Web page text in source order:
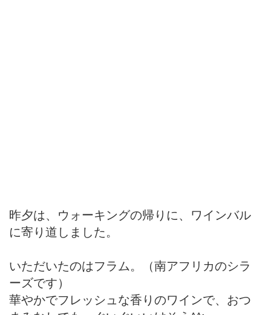
昨夕は、ウォーキングの帰りに、ワインバル
に寄り道しました。
いただいたのはフラム。（南アフリカのシラ
ーズです）
華やかでフレッシュな香りのワインで、おつ